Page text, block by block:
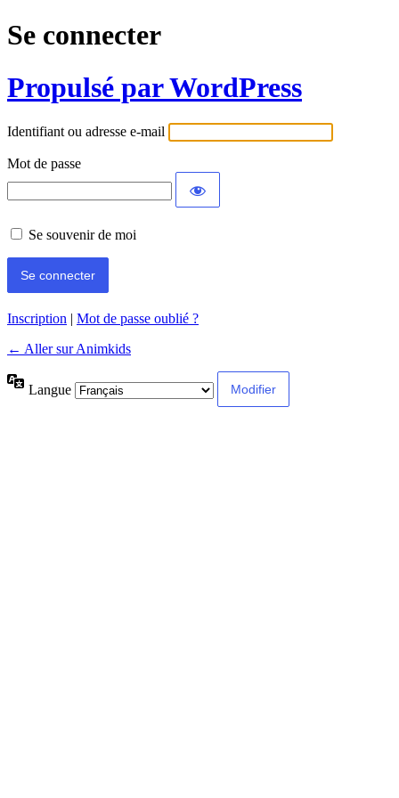
Se connecter
Propulsé par WordPress
Identifiant ou adresse e-mail
Mot de passe
Se souvenir de moi
Inscription | Mot de passe oublié ?
← Aller sur Animkids
Langue